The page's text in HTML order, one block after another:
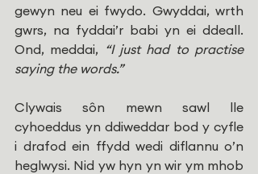
gewyn neu ei fwydo. Gwyddai, wrth
gwrs, na fyddai’r babi yn ei ddeall.
Ond, meddai, “I just had to practise
saying the words.”
Clywais sôn mewn sawl lle
cyhoeddus yn ddiweddar bod y cyfle
i drafod ein ffydd wedi diflannu o’n
heglwysi. Nid yw hyn yn wir ym mhob